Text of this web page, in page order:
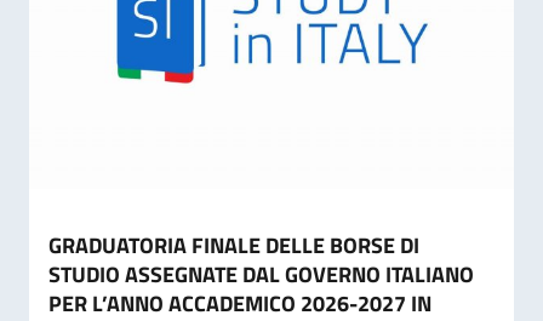
GRADUATORIA FINALE DELLE BORSE DI
STUDIO ASSEGNATE DAL GOVERNO ITALIANO
PER L’ANNO ACCADEMICO 2026-2027 IN